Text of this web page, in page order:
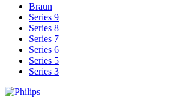
Braun
Series 9
Series 8
Series 7
Series 6
Series 5
Series 3